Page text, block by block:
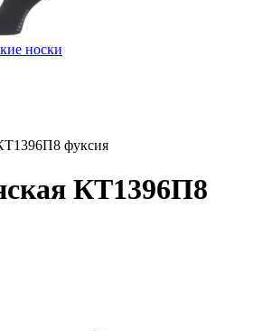
носки
фуксия
КТ1396П8